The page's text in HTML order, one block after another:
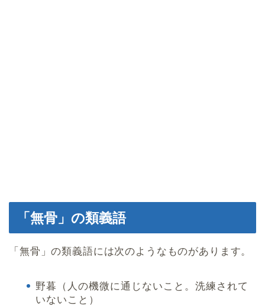
「無骨」の類義語
「無骨」の類義語には次のようなものがあります。
野暮（人の機微に通じないこと。洗練されて
いないこと）